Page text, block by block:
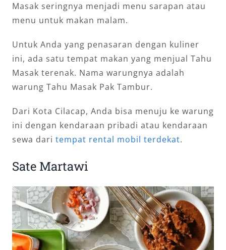
Masak seringnya menjadi menu sarapan atau
menu untuk makan malam.
Untuk Anda yang penasaran dengan kuliner
ini, ada satu tempat makan yang menjual Tahu
Masak terenak. Nama warungnya adalah
warung Tahu Masak Pak Tambur.
Dari Kota Cilacap, Anda bisa menuju ke warung
ini dengan kendaraan pribadi atau kendaraan
sewa dari tempat rental mobil terdekat.
Sate Martawi